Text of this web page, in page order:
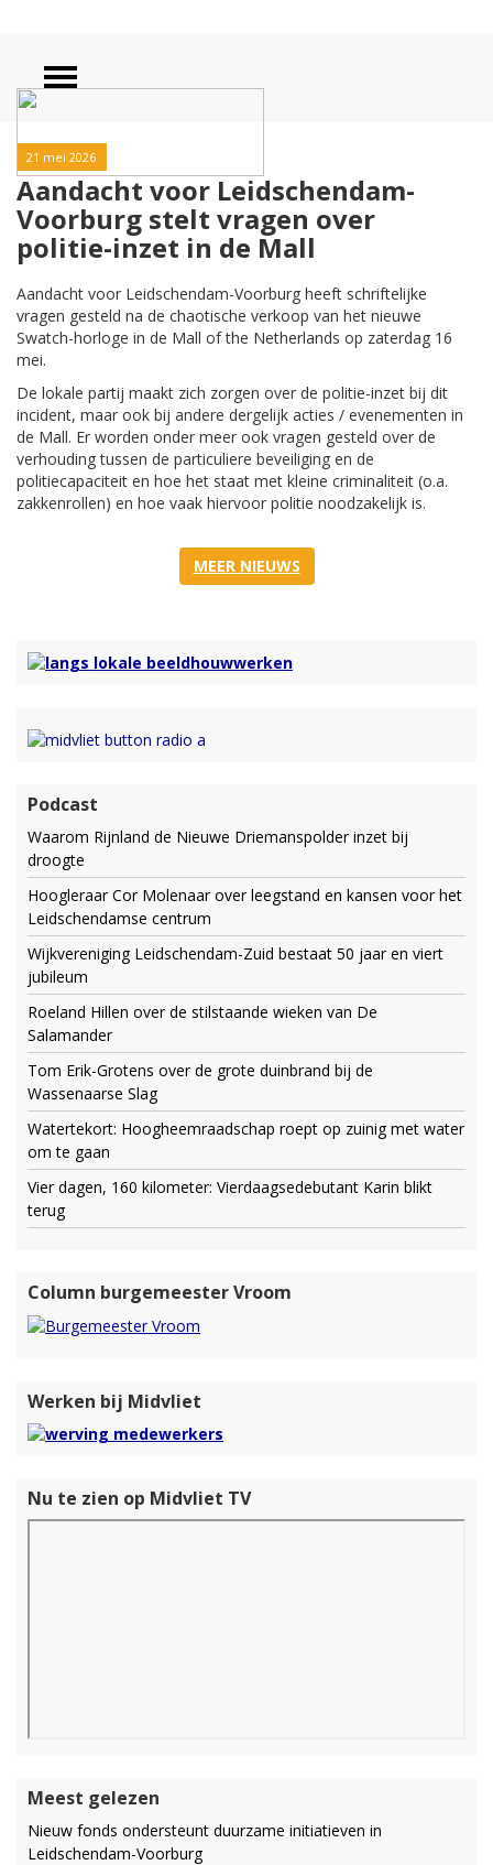
21 mei 2026
Aandacht voor Leidschendam-
Voorburg stelt vragen over
politie-inzet in de Mall
Aandacht voor Leidschendam-Voorburg heeft schriftelijke
vragen gesteld na de chaotische verkoop van het nieuwe
Swatch-horloge in de Mall of the Netherlands op zaterdag 16
mei.
De lokale partij maakt zich zorgen over de politie-inzet bij dit
incident, maar ook bij andere dergelijk acties / evenementen in
de Mall. Er worden onder meer ook vragen gesteld over de
verhouding tussen de particuliere beveiliging en de
politiecapaciteit en hoe het staat met kleine criminaliteit (o.a.
zakkenrollen) en hoe vaak hiervoor politie noodzakelijk is.
MEER NIEUWS
Podcast
Waarom Rijnland de Nieuwe Driemanspolder inzet bij
droogte
Hoogleraar Cor Molenaar over leegstand en kansen voor het
Leidschendamse centrum
Wijkvereniging Leidschendam-Zuid bestaat 50 jaar en viert
jubileum
Roeland Hillen over de stilstaande wieken van De
Salamander
Tom Erik-Grotens over de grote duinbrand bij de
Wassenaarse Slag
Watertekort: Hoogheemraadschap roept op zuinig met water
om te gaan
Vier dagen, 160 kilometer: Vierdaagsedebutant Karin blikt
terug
Column burgemeester Vroom
Werken bij Midvliet
Nu te zien op Midvliet TV
Meest gelezen
Nieuw fonds ondersteunt duurzame initiatieven in
Leidschendam-Voorburg